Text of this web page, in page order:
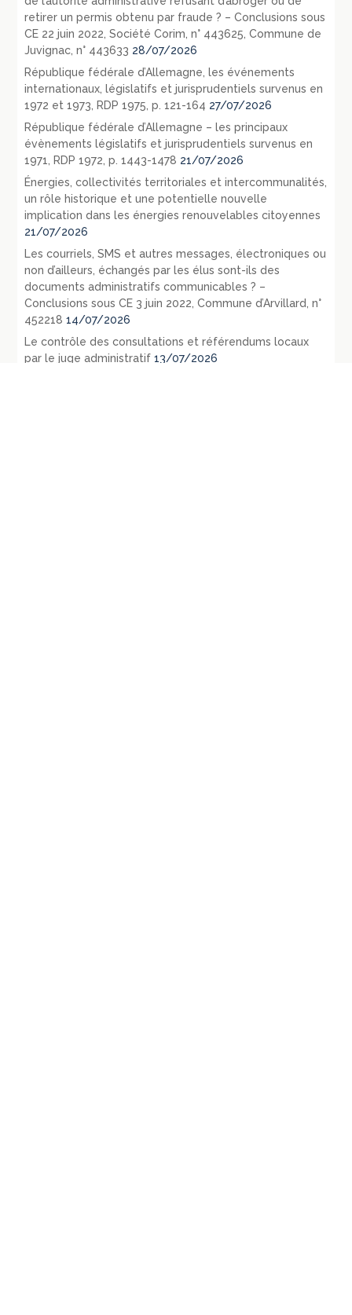
retirer un permis obtenu par fraude ? – Conclusions sous
CE 22 juin 2022, Société Corim, n° 443625, Commune de
Juvignac, n° 443633 28/07/2026
République fédérale d’Allemagne, les événements
internationaux, législatifs et jurisprudentiels survenus en
1972 et 1973, RDP 1975, p. 121-164 27/07/2026
République fédérale d’Allemagne – les principaux
évènements législatifs et jurisprudentiels survenus en
1971, RDP 1972, p. 1443-1478 21/07/2026
Énergies, collectivités territoriales et intercommunalités,
un rôle historique et une potentielle nouvelle
implication dans les énergies renouvelables citoyennes
21/07/2026
Les courriels, SMS et autres messages, électroniques ou
non d’ailleurs, échangés par les élus sont-ils des
documents administratifs communicables ? –
Conclusions sous CE 3 juin 2022, Commune d’Arvillard, n°
452218 14/07/2026
Le contrôle des consultations et référendums locaux
par le juge administratif 13/07/2026